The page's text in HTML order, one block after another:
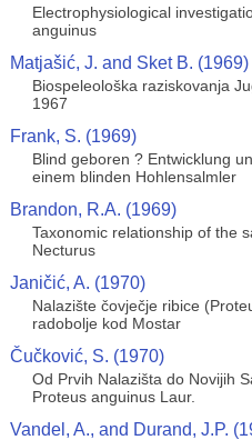
Electrophysiological
anguinus
Matjašić, J. and Sket B. (1969)
Biospeleološka raziskovanja
1967
Frank, S. (1969)
Blind geboren ? Entwicklung
einem blinden Hohlensalmler
Brandon, R.A. (1969)
Taxonomic relationship of the
Necturus
Janičić, A. (1970)
Nalazište čovječje ribice
radobolje kod Mostar
Čučković, S. (1970)
Od Prvih Nalazišta do Novijih
Proteus anguinus Laur.
Vandel, A., and Durand, J.P.